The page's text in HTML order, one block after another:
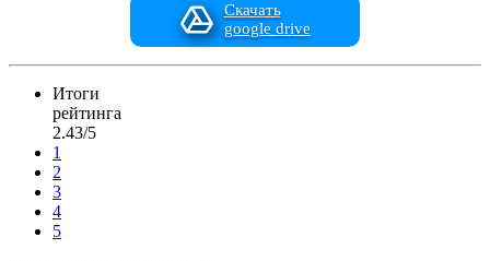
Скачать
google drive
Итоги
рейтинга
2.43/5
1
2
3
4
5